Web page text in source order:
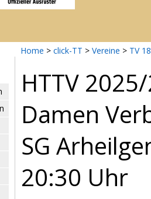
Home > click-TT > Vereine > TV
HTTV
Damen
SG
20:30 Uhr